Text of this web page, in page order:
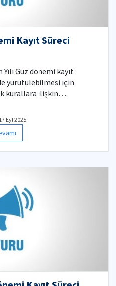
Kayıt Süreci
Güz dönemi kayıt
yürütülebilmesi için
kurallara ilişkin
17 Eyl 2025